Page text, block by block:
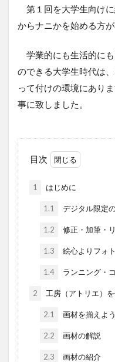
第１回を大学生向け
からナニかを始める方
学業的にも生活的に
のできる大学生時代は
って付けの環境にあり
事に致しました。
目次
1 はじめに
1.1 デジタル限定
1.2 修正・加筆・
1.3 絵心よりフォ
1.4 ランニング・
2 工房（アトリエ）
2.1 画材を揃えよう
2.2 画材の解説
2.3 画材の紹介